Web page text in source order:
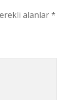
alanlar*